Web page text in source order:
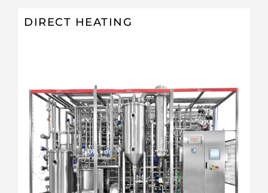
DIRECT HEATING